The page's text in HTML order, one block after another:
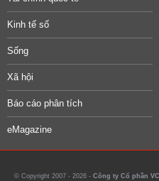
Kinh tế số
Sống
Xã hội
Báo cáo phân tích
eMagazine
© Copyright 2007 - 2026 - Công ty Cổ phần